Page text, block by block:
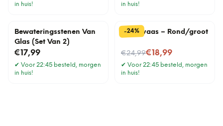
in huis!
in huis!
Bewateringsstenen Van
Glas (Set Van 2)
€17,99
✔ Voor 22:45 besteld, morgen
in huis!
-24%
Draadvaas – Rond/groot
€24,99
Nu voor€18,99
✔ Voor 22:45 besteld, morgen
in huis!